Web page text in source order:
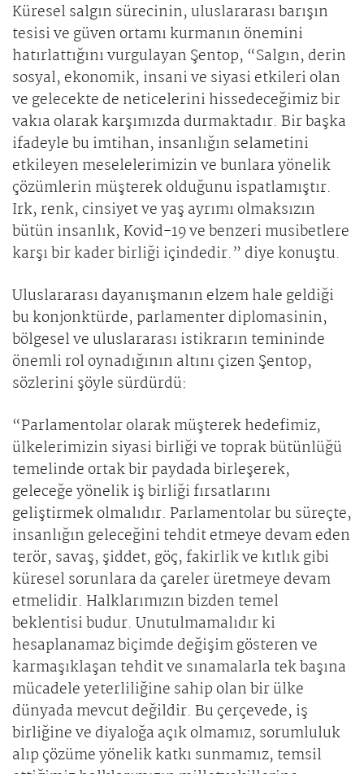
Küresel salgın sürecinin, uluslararası barışın
tesisi ve güven ortamı kurmanın önemini
hatırlattığını vurgulayan Şentop, “Salgın, derin
sosyal, ekonomik, insani ve siyasi etkileri olan
ve gelecekte de neticelerini hissedeceğimiz bir
vakıa olarak karşımızda durmaktadır. Bir başka
ifadeyle bu imtihan, insanlığın selametini
etkileyen meselelerimizin ve bunlara yönelik
çözümlerin müşterek olduğunu ispatlamıştır.
Irk, renk, cinsiyet ve yaş ayrımı olmaksızın
bütün insanlık, Kovid-19 ve benzeri musibetlere
karşı bir kader birliği içindedir.” diye konuştu.
Uluslararası dayanışmanın elzem hale geldiği
bu konjonktürde, parlamenter diplomasinin,
bölgesel ve uluslararası istikrarın temininde
önemli rol oynadığının altını çizen Şentop,
sözlerini şöyle sürdürdü:
“Parlamentolar olarak müşterek hedefimiz,
ülkelerimizin siyasi birliği ve toprak bütünlüğü
temelinde ortak bir paydada birleşerek,
geleceğe yönelik iş birliği fırsatlarını
geliştirmek olmalıdır. Parlamentolar bu süreçte,
insanlığın geleceğini tehdit etmeye devam eden
terör, savaş, şiddet, göç, fakirlik ve kıtlık gibi
küresel sorunlara da çareler üretmeye devam
etmelidir. Halklarımızın bizden temel
beklentisi budur. Unutulmamalıdır ki
hesaplanamaz biçimde değişim gösteren ve
karmaşıklaşan tehdit ve sınamalarla tek başına
mücadele yeterliliğine sahip olan bir ülke
dünyada mevcut değildir. Bu çerçevede, iş
birliğine ve diyaloğa açık olmamız, sorumluluk
alıp çözüme yönelik katkı sunmamız, temsil